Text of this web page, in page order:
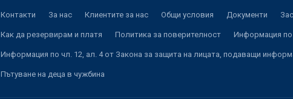
Контакти За нас Клиентите за нас Общи условия Документи
Как да резервирам и платя Политика за поверителност Информация по
Информация по чл. 12, ал. 4 от Закона за защита на лицата, подаващи
Пътуване на деца в чужбина